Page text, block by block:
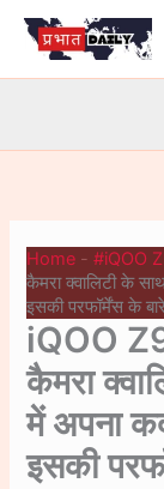
Skip
Home -#iQOO
कैमरा क्वालिटी के
इसकी परफॉर्मेंस के
iQOO
कैमरा
में अपना
इसकी